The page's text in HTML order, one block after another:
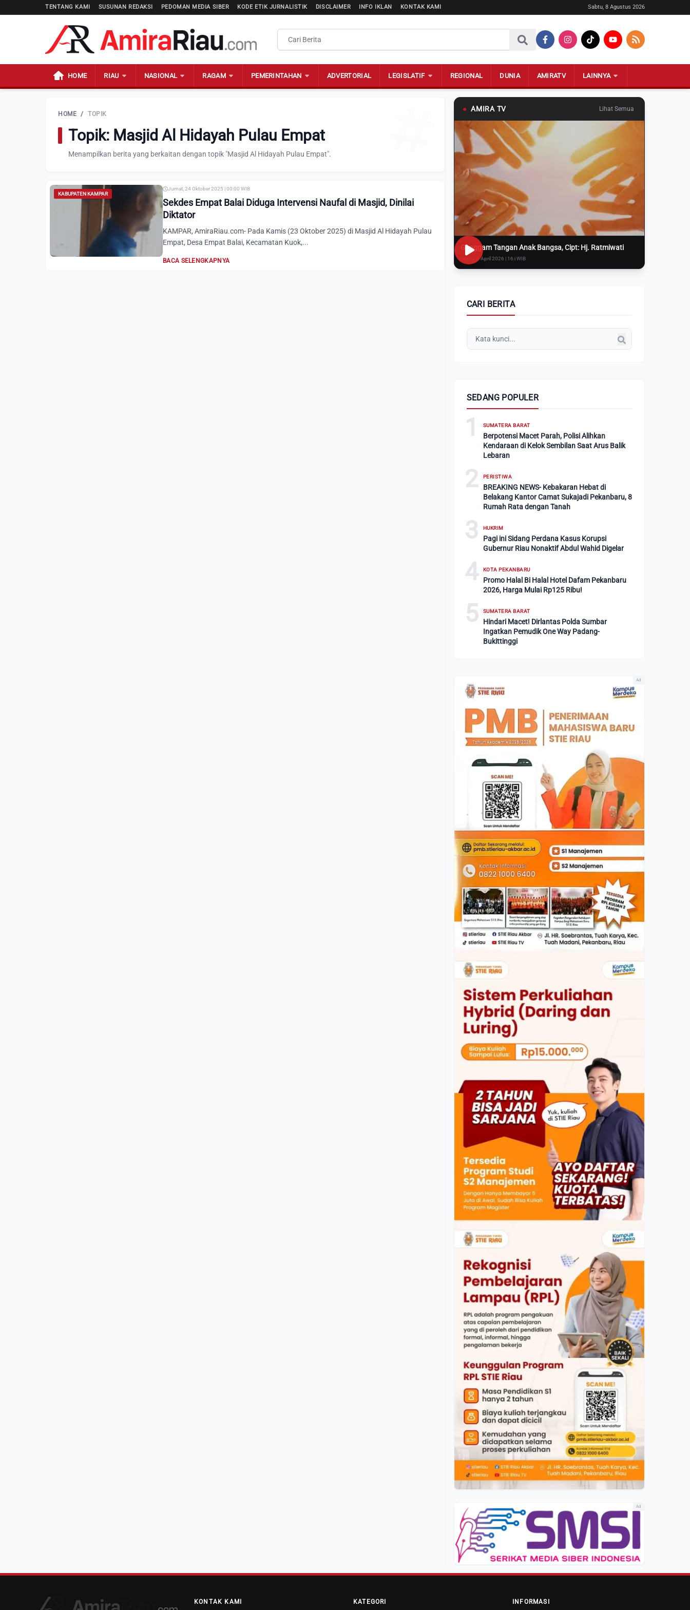
TENTANG KAMI SUSUNAN REDAKSI PEDOMAN MEDIA SIBER KODE ETIK JURNALISTIK DISCLAIMER INFO IKLAN KONTAK KAMI Sabtu, 8 Agustus 2026
HOME RIAU NASIONAL RAGAM PEMERINTAHAN ADVERTORIAL LEGISLATIF REGIONAL DUNIA AMIRATV LAINNYA
HOME / TOPIK
Topik: Masjid Al Hidayah Pulau Empat
Menampilkan berita yang berkaitan dengan topik "Masjid Al Hidayah Pulau Empat".
KABUPATEN KAMPAR
Jumat, 24 Oktober 2025 | 00:00 WIB
Sekdes Empat Balai Diduga Intervensi Naufal di Masjid, Dinilai
Diktator
KAMPAR, AmiraRiau.com- Pada Kamis (23 Oktober 2025) di Masjid Al Hidayah Pulau
Empat, Desa Empat Balai, Kecamatan Kuok,...
BACA SELENGKAPNYA
● AMIRA TV Lihat Semua
Genggam Tangan Anak Bangsa, Cipt: Hj. Ratmiwati
Rabu, 8 April 2026 | 16:i WIB
CARI BERITA
SEDANG POPULER
1 SUMATERA BARAT
Berpotensi Macet Parah, Polisi Alihkan
Kendaraan di Kelok Sembilan Saat Arus Balik
Lebaran
2 PERISTIWA
BREAKING NEWS- Kebakaran Hebat di
Belakang Kantor Camat Sukajadi Pekanbaru, 8
Rumah Rata dengan Tanah
3 HUKRIM
Pagi ini Sidang Perdana Kasus Korupsi
Gubernur Riau Nonaktif Abdul Wahid Digelar
4 KOTA PEKANBARU
Promo Halal Bi Halal Hotel Dafam Pekanbaru
2026, Harga Mulai Rp125 Ribu!
5 SUMATERA BARAT
Hindari Macet! Dirlantas Polda Sumbar
Ingatkan Pemudik One Way Padang-
Bukittinggi
Ad
Ad
KONTAK KAMI KATEGORI INFORMASI